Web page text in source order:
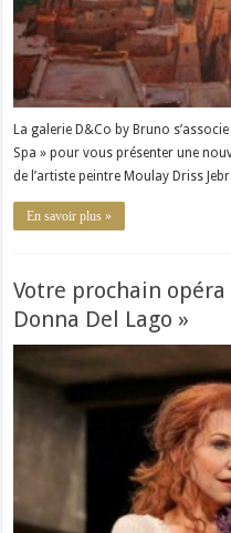
La galerie D&Co by Bruno
Spa » pour vous présenter une
de l’artiste peintre Moulay Driss
En savoir plus »
Votre prochain opéra
Donna Del Lago »